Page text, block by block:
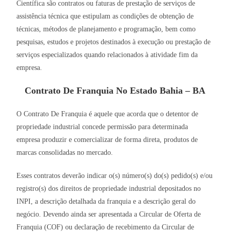
Científica são contratos ou faturas de prestação de serviços de
assistência técnica que estipulam as condições de obtenção de
técnicas, métodos de planejamento e programação, bem como
pesquisas, estudos e projetos destinados à execução ou prestação de
serviços especializados quando relacionados à atividade fim da
empresa.
Contrato De Franquia No Estado Bahia – BA
O Contrato De Franquia é aquele que acorda que o detentor de
propriedade industrial concede permissão para determinada
empresa produzir e comercializar de forma direta, produtos de
marcas consolidadas no mercado.
Esses contratos deverão indicar o(s) número(s) do(s) pedido(s) e/ou
registro(s) dos direitos de propriedade industrial depositados no
INPI, a descrição detalhada da franquia e a descrição geral do
negócio. Devendo ainda ser apresentada a Circular de Oferta de
Franquia (COF) ou declaração de recebimento da Circular de